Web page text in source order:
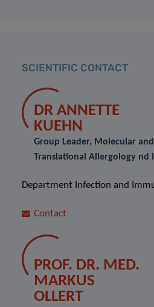
SCIENTIFIC CONTACT
DR ANNETTE
KUEHN
Group Leader, Molecular and
Translational Allergology nd
Department Infection and
Contact
PROF. DR. MED.
MARKUS
OLLERT